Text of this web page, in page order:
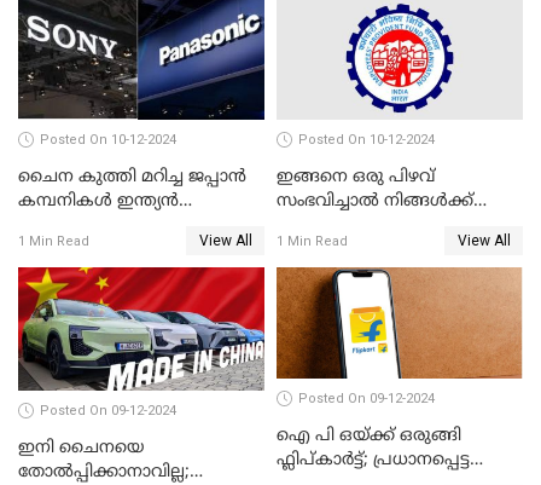
Posted On 10-12-2024
ചൈന കുത്തി മറിച്ച ജപ്പാൻ
കമ്പനികൾ ഇന്ത്യൻ
വീണ്ടും മുന്നിൽ
1 Min Read View All
Posted On 10-12-2024
ഇങ്ങനെ ഒരു പിഴവ്
സംഭവിച്ചാൽ നിങ്ങൾക്ക്
1 Min Read View All
Posted On 09-12-2024
ഇനി ചൈനയെ
തോൽപ്പിക്കാനാവില്ല;
Posted On 09-12-2024
ഐ പി ഒയ്ക്ക് ഒരുങ്ങി
ഫ്ലിപ്കാർട്ട്; പ്രധാനപ്പെട്ട